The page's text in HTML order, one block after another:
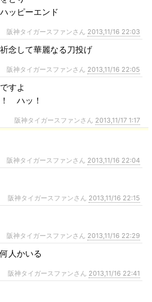
ッピーエンド
阪神タイガースファンさん 2013,11/16 22:03
念して華麗なる刀投げ
阪神タイガースファンさん 2013,11/16 22:05
すよ
ハッ！
阪神タイガースファンさん 2013,11/17 1:17
阪神タイガースファンさん 2013,11/16 22:04
阪神タイガースファンさん 2013,11/16 22:15
阪神タイガースファンさん 2013,11/16 22:29
人かいる
阪神タイガースファンさん 2013,11/16 22:41